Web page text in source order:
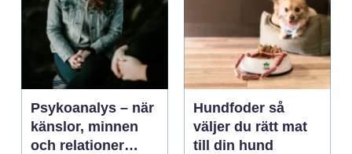
Psykoanalys – när
känslor, minnen
och relationer
Hundfoder så
väljer du rätt mat
till din hund